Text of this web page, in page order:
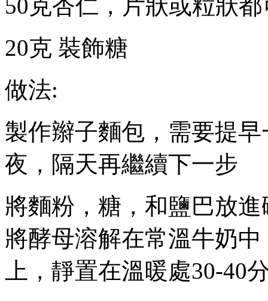
50克杏仁，片狀或粒狀都
20克 裝飾糖
做法:
製作辮子麵包，需要提
夜，隔天再繼續下一步
將麵粉，糖，和鹽巴放
將酵母溶解在常溫牛奶中
上，靜置在溫暖處30-40